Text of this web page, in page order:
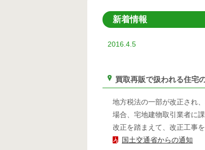
新着情報
2016.4.5
買取再販で扱われる住宅
地方税法の一部が改正され
場合、宅地建物取引業者に
改正を踏まえて、改正工事
国土交通省からの通知